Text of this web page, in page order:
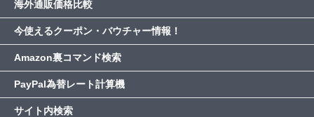
海外通販価格比較
今使えるクーポン・バウチャー情報！
Amazon裏コマンド検索
PayPal為替レート計算機
サイト内検索